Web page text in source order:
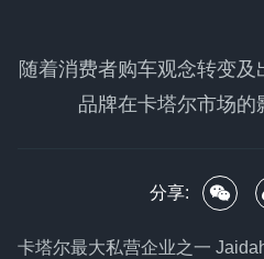
随着消费者购车观念转变
品牌在卡塔尔市场的
分享:
卡塔尔最大私营企业之一